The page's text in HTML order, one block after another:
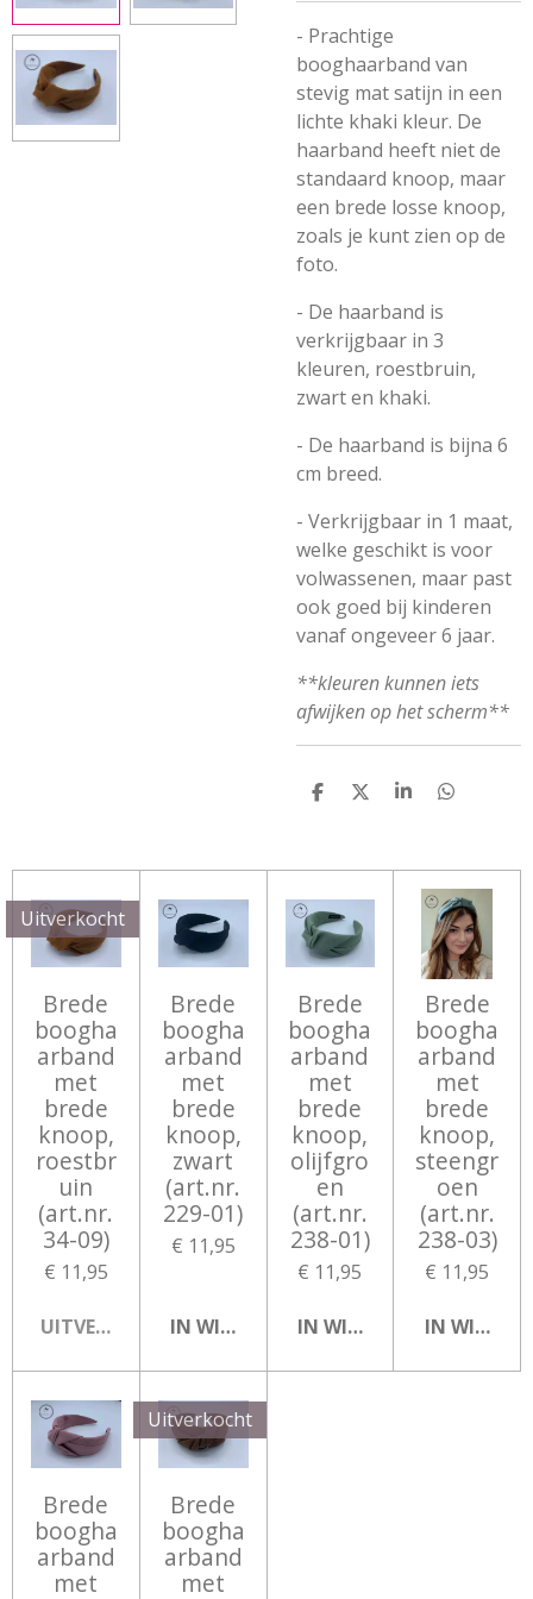
- Prachtige
booghaarband van
stevig mat satijn in een
lichte khaki kleur. De
haarband heeft niet de
standaard knoop, maar
een brede losse knoop,
zoals je kunt zien op de
foto.
- De haarband is
verkrijgbaar in 3
kleuren, roestbruin,
zwart en khaki.
- De haarband is bijna 6
cm breed.
- Verkrijgbaar in 1 maat,
welke geschikt is voor
volwassenen, maar past
ook goed bij kinderen
vanaf ongeveer 6 jaar.
**kleuren kunnen iets
afwijken op het scherm**
D
N
D
S
E
D
N
Uitverkocht
Brede
boogha
arband
met
brede
knoop,
roestbr
uin
(art.nr.
34-09)
€ 11,95
UITVERKOCHT
Brede
boogha
arband
met
brede
knoop,
zwart
(art.nr.
229-01)
€ 11,95
IN WINKELWAGEN
Brede
boogha
arband
met
brede
knoop,
olijfgro
en
(art.nr.
238-01)
€ 11,95
IN WINKELWAGEN
Brede
boogha
arband
met
brede
knoop,
steengr
oen
(art.nr.
238-03)
€ 11,95
IN
Brede
boogha
arband
met
Uitverkocht
Brede
boogha
arband
met